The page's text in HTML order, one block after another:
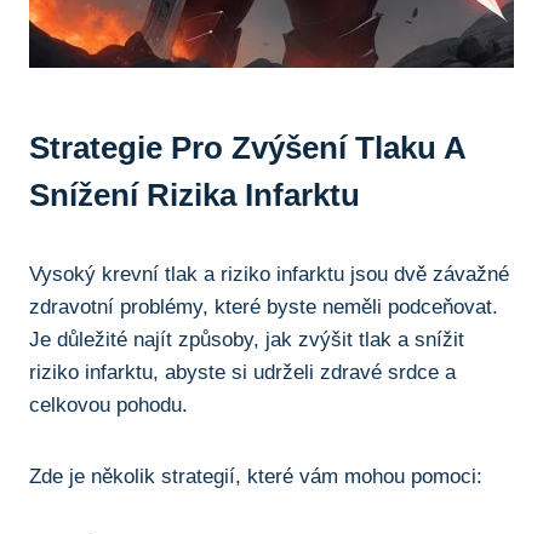
Strategie Pro Zvýšení Tlaku A
Snížení Rizika Infarktu
Vysoký krevní tlak ‍a riziko infarktu jsou dvě ⁤závažné
zdravotní problémy, které ⁣byste‍ neměli podceňovat.
Je důležité najít způsoby, jak⁢ zvýšit tlak a snížit
riziko​ infarktu, abyste si ⁣udrželi ⁤zdravé​ srdce‌ a
⁤celkovou pohodu.
Zde je několik strategií, které vám⁤ mohou pomoci: